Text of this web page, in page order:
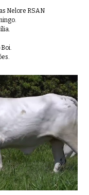
Nelore RSAN